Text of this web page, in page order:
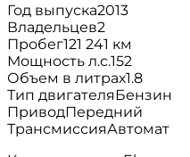
Год выпуска2013
Владельцев2
Пробег121 241 км
Мощность л.с.152
Объем в литрах1.8
Тип двигателяБензин
ПриводПередний
ТрансмиссияАвтомат